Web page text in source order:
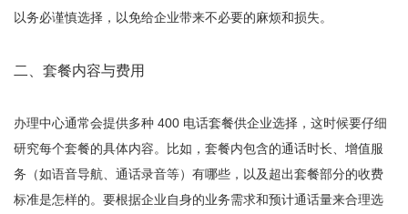
以务必谨慎选择，以免给企业带来不必要的麻烦和损失。
二、套餐内容与费用
办理中心通常会提供多种 400 电话套餐供企业选择，这时候要仔细
研究每个套餐的具体内容。比如，套餐内包含的通话时长、增值服
务（如语音导航、通话录音等）有哪些，以及超出套餐部分的收费
标准是怎样的。要根据企业自身的业务需求和预计通话量来合理选